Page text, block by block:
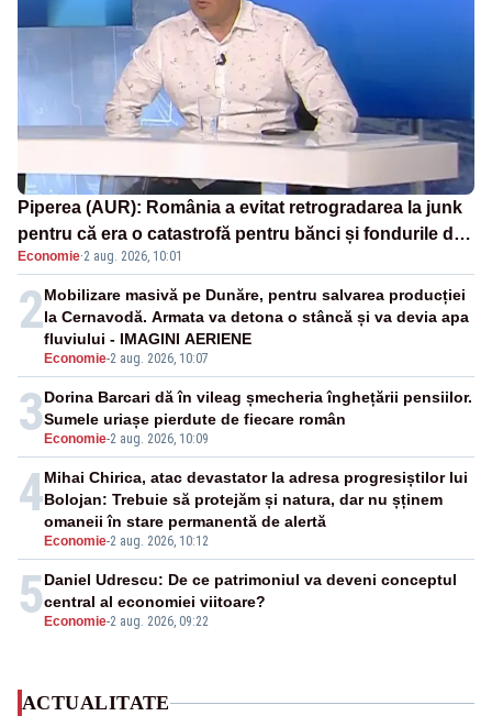
Piperea (AUR): România a evitat retrogradarea la junk
pentru că era o catastrofă pentru bănci și fondurile de
pensii
Economie·2 aug. 2026, 10:01
2
Economie-2 aug. 2026, 10:07
Mobilizare masivă pe Dunăre, pentru salvarea producției
la Cernavodă. Armata va detona o stâncă și va devia apa
fluviului - IMAGINI AERIENE
3 Economie-2 aug. 2026, 10:09
Dorina Barcari dă în vileag șmecheria înghețării pensiilor.
Sumele uriașe pierdute de fiecare român
4
Economie-2 aug. 2026, 10:12
Mihai Chirica, atac devastator la adresa progresiștilor lui
Bolojan: Trebuie să protejăm și natura, dar nu șținem
omaneii în stare permanentă de alertă
5 Economie-2 aug. 2026, 09:22
Daniel Udrescu: De ce patrimoniul va deveni conceptul
central al economiei viitoare?
ACTUALITATE